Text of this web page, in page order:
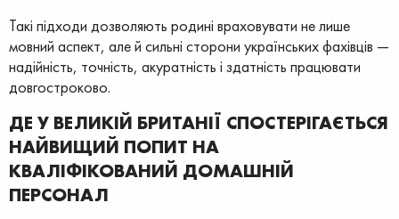
Такі підходи дозволяють родині враховувати не лише
мовний аспект, але й сильні сторони українських фахівців —
надійність, точність, акуратність і здатність працювати
довгостроково.
ДЕ У ВЕЛИКІЙ БРИТАНІЇ СПОСТЕРІГАЄТЬСЯ
НАЙВИЩИЙ ПОПИТ НА
КВАЛІФІКОВАНИЙ ДОМАШНІЙ
ПЕРСОНАЛ